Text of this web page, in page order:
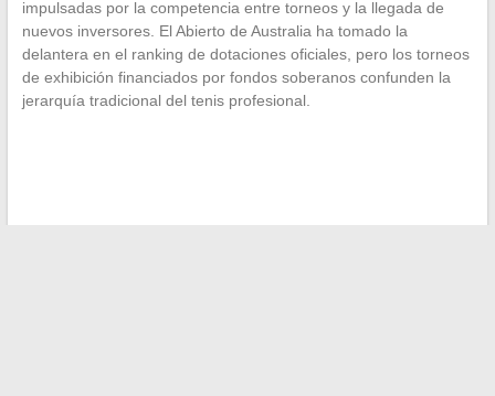
impulsadas por la competencia entre torneos y la llegada de
nuevos inversores. El Abierto de Australia ha tomado la
delantera en el ranking de dotaciones oficiales, pero los torneos
de exhibición financiados por fondos soberanos confunden la
jerarquía tradicional del tenis profesional.